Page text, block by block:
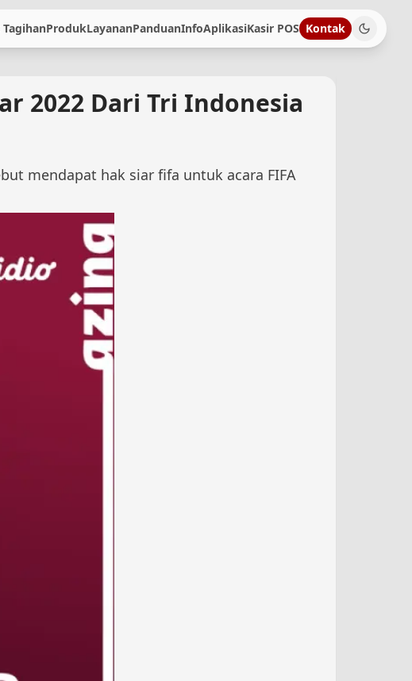
TagihanProdukLayananPanduanInfoAplikasiKasir POS Kontak
2022 Dari Tri Indonesia
mendapat hak siar fifa untuk acara FIFA